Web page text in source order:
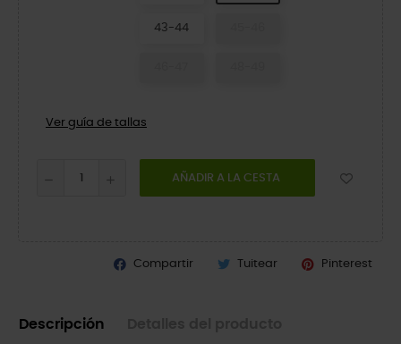
43-44
Ver guía de tallas
AÑADIR A LA CESTA
Compartir Tuitear Pinterest
Descripción